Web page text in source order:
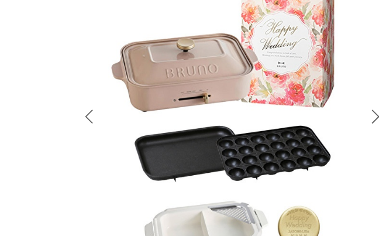
パスワードを
店舗一覧
CONTENTS
特集一覧
コラム
ニュース
食器
キッチンツール
キッチンファブリック
ピクニックアイテム
ランチボックス・弁当箱
ランチバッグ・クーラートート
その他ピクニックアイテム
ファッション・トラベル
ファッション雑貨
バッグ